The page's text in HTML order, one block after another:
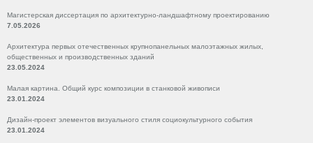
Магистерская диссертация по архитектурно-ландшафтному проектированию
7.05.2026
Архитектура первых отечественных крупнопанельных малоэтажных жилых,
общественных и производственных зданий
23.05.2024
Малая картина. Общий курс композиции в станковой живописи
23.01.2024
Дизайн-проект элементов визуального стиля социокультурного события
23.01.2024